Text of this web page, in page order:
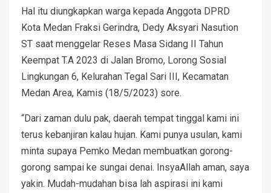
Hal itu diungkapkan warga kepada Anggota DPRD
Kota Medan Fraksi Gerindra, Dedy Aksyari Nasution
ST saat menggelar Reses Masa Sidang II Tahun
Keempat T.A 2023 di Jalan Bromo, Lorong Sosial
Lingkungan 6, Kelurahan Tegal Sari III, Kecamatan
Medan Area, Kamis (18/5/2023) sore.
“Dari zaman dulu pak, daerah tempat tinggal kami ini
terus kebanjiran kalau hujan. Kami punya usulan, kami
minta supaya Pemko Medan membuatkan gorong-
gorong sampai ke sungai denai. InsyaAllah aman, saya
yakin. Mudah-mudahan bisa lah aspirasi ini kami